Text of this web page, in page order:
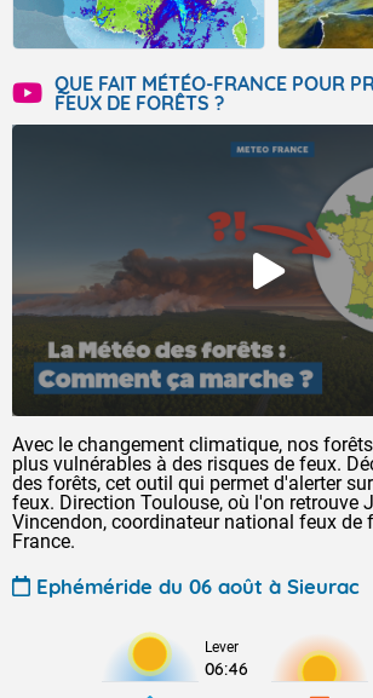
QUE FAIT MÉTÉO-FRANCE POUR
FEUX DE FORÊTS ?
Avec le changement climatique, nos
plus vulnérables à des risques de feux.
des forêts, cet outil qui permet d'alerter
feux. Direction Toulouse, où l'on retrouve
Vincendon, coordinateur national feux de
France.
Ephéméride du 06 août à Sieurac
Lever
06:46